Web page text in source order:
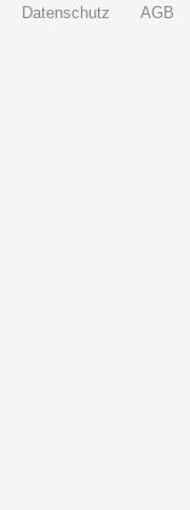
Datenschutz AGB